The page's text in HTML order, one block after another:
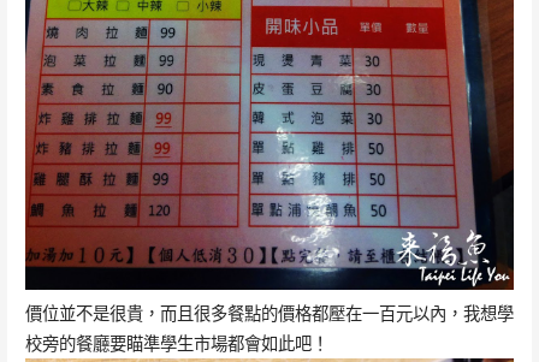
價位並不是很貴，而且很多餐點的價格都壓在一百元以內，我想學
校旁的餐廳要瞄準學生市場都會如此吧！